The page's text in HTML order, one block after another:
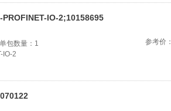
参考价：
IO-2;10158695
单包数量： 1
IO-2